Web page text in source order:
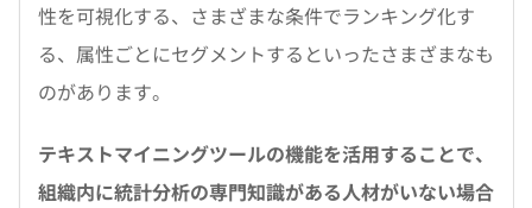
性を可視化する、さまざまな条件でランキング化す
る、属性ごとにセグメントするといったさまざまなも
のがあります。
テキストマイニングツールの機能を活用することで、
組織内に統計分析の専門知識がある人材がいない場合